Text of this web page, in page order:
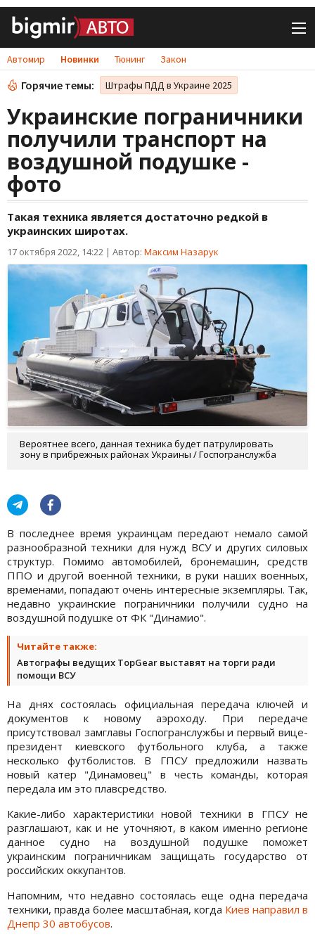
Автомир Новинки Тюнинг Закон
Горячие темы: Штрафы ПДД в Украине 2025
Украинские пограничники
получили транспорт на
воздушной подушке -
фото
Такая техника является достаточно редкой в
украинских широтах.
17 октября 2022, 14:22 | Автор: Максим Назарук
Вероятнее всего, данная техника будет патрулировать
зону в прибрежных районах Украины / Госпогранслужба
В последнее время украинцам передают немало самой
разнообразной техники для нужд ВСУ и других силовых
структур. Помимо автомобилей, бронемашин, средств
ППО и другой военной техники, в руки наших военных,
временами, попадают очень интересные экземпляры. Так,
недавно украинские пограничники получили судно на
воздушной подушке от ФК "Динамио".
Читайте также:
Автографы ведущих TopGear выставят на торги ради
помощи ВСУ
На днях состоялась официальная передача ключей и
документов к новому аэроходу. При передаче
присутствовал замглавы Госпогранслужбы и первый вице-
президент киевского футбольного клуба, а также
несколько футболистов. В ГПСУ предложили назвать
новый катер "Динамовец" в честь команды, которая
передала им это плавсредство.
Какие-либо характеристики новой техники в ГПСУ не
разглашают, как и не уточняют, в каком именно регионе
данное судно на воздушной подушке поможет
украинским пограничникам защищать государство от
российских оккупантов.
Напомним, что недавно состоялась еще одна передача
техники, правда более масштабная, когда Киев направил в
Днепр 30 автобусов.